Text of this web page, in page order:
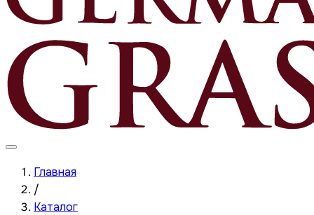
Главная
/
Каталог